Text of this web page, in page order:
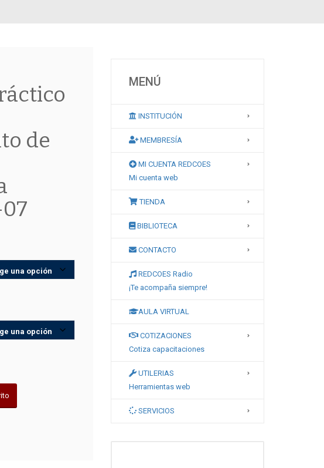
de
MENÚ
INSTITUCIÓN
MEMBRESÍA
MI CUENTA REDCOES
Mi cuenta web
TIENDA
BIBLIOTECA
CONTACTO
REDCOES Radio
¡Te acompaña siempre!
AULA VIRTUAL
COTIZACIONES
Cotiza capacitaciones
UTILERIAS
Herramientas web
SERVICIOS